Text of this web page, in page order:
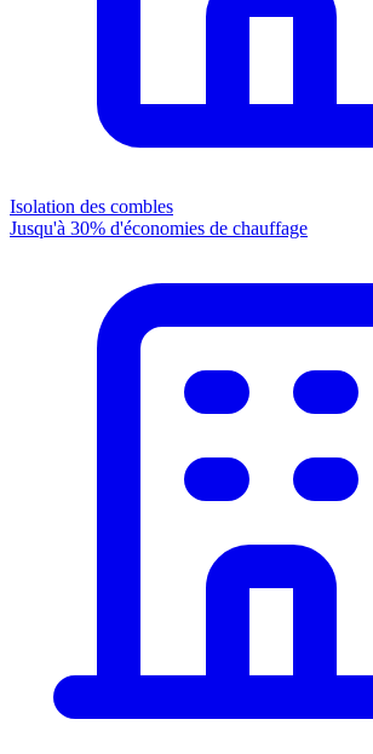
Isolation des combles
Jusqu'à 30% d'économies de chauffage